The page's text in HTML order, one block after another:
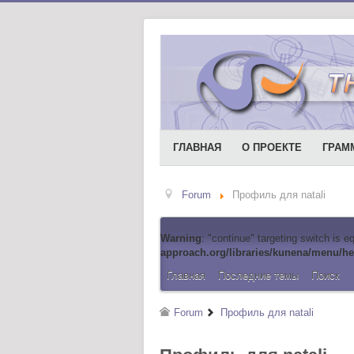
ГЛАВНАЯ О ПРОЕКТЕ
Forum Профиль для natali
Warning: "continue" targeting switch is
approach.org/libraries/kunena/menu/
Главная
Последние темы Поиск
Forum Профиль для natali